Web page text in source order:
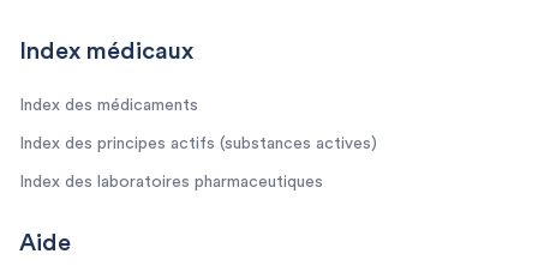
Index médicaux
Index des médicaments
Index des principes actifs (substances actives)
Index des laboratoires pharmaceutiques
Aide